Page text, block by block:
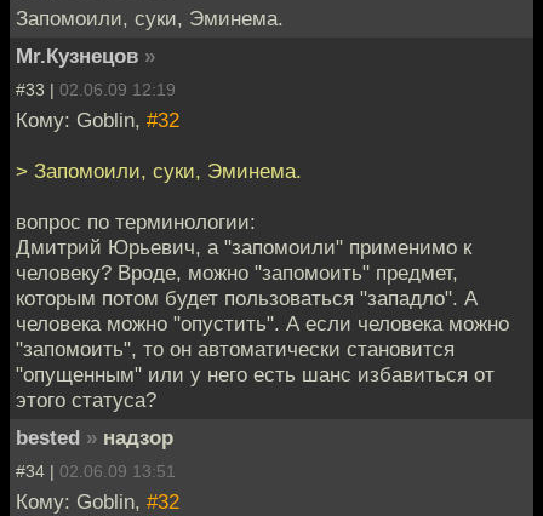
Запомоили, суки, Эминема.
Mr.Кузнецов »
#33 | 02.06.09 12:19
Кому: Goblin, #32
> Запомоили, суки, Эминема.
вопрос по терминологии:
Дмитрий Юрьевич, а "запомоили" применимо к
человеку? Вроде, можно "запомоить" предмет,
которым потом будет пользоваться "западло". А
человека можно "опустить". А если человека можно
"запомоить", то он автоматически становится
"опущенным" или у него есть шанс избавиться от
этого статуса?
bested » надзор
#34 | 02.06.09 13:51
Кому: Goblin, #32